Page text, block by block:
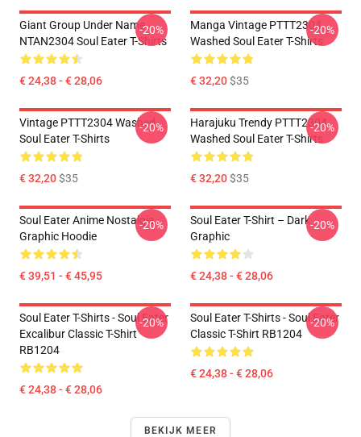
Giant Group Under Name
NTAN2304 Soul Eater T-Shirts
€ 24,38 - € 28,06
-20%
Manga Vintage PTTT2304
Washed Soul Eater T-Shirts
€ 32,20$35
-20%
Vintage PTTT2304 Washed
Soul Eater T-Shirts
€ 32,20$35
-20%
Harajuku Trendy PTTT2304
Washed Soul Eater T-Shirts
€ 32,20$35
-20%
Soul Eater Anime Nostalgia
Graphic Hoodie
€ 39,51 - € 45,95
-20%
Soul Eater T-Shirt – Dark
Graphic
€ 24,38 - € 28,06
-20%
Soul Eater T-Shirts - Soul Eater
Excalibur Classic T-Shirt
RB1204
€ 24,38 - € 28,06
-20%
Soul Eater T-Shirts - Soul Eater
Classic T-Shirt RB1204
€ 24,38 - € 28,06
-20%
BEKIJK MEER